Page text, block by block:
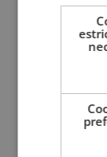
Máster